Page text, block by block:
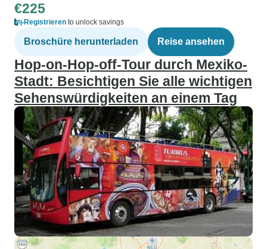
€225
Registrieren to unlock savings
Broschüre herunterladen Reise ansehen
Hop-on-Hop-off-Tour durch Mexiko-
Stadt: Besichtigen Sie alle wichtigen
Sehenswürdigkeiten an einem Tag